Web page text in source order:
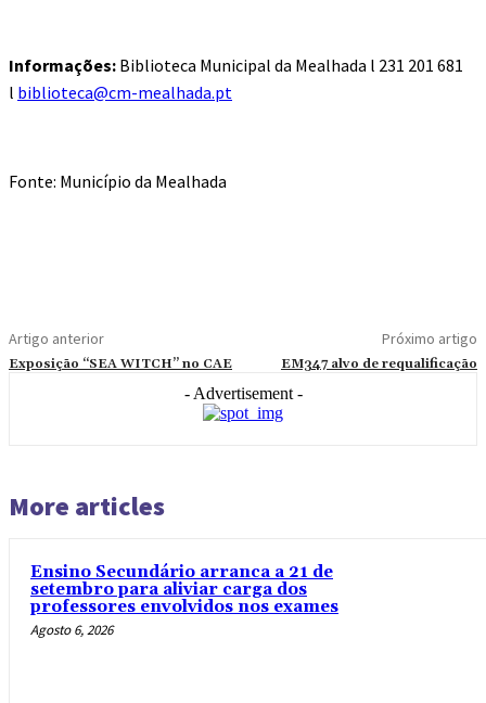
Informações: Biblioteca Municipal da Mealhada l 231 201 681
l biblioteca@cm-mealhada.pt
Fonte: Município da Mealhada
Artigo anterior
Exposição “SEA WITCH” no CAE
Próximo artigo
EM347 alvo de requalificação
- Advertisement -
More articles
Ensino Secundário arranca a 21 de
setembro para aliviar carga dos
professores envolvidos nos exames
Agosto 6, 2026